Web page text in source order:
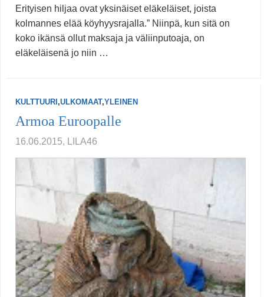
Erityisen hiljaa ovat yksinäiset eläkeläiset, joista
kolmannes elää köyhyysrajalla.” Niinpä, kun sitä on
koko ikänsä ollut maksaja ja väliinputoaja, on
eläkeläisenä jo niin …
KULTTUURI ,ULKOMAAT,YLEINEN
Armoa Euroopalle
16.06.2015, LILA46